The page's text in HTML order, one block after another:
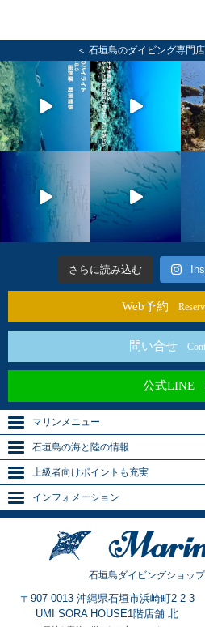
＜ 石垣島のダイビング専門
さらに読み込む
Web予約
問い合せ
公式LINE
マリンメニュー
石垣島の海と陸の情報
上級者向けポイントも充実
インフォメーション
石垣島ダイビングショッ
〒907-0013 沖縄県石垣市浜崎町2-2-3
UMI SORA HOUSE1階店舗 北